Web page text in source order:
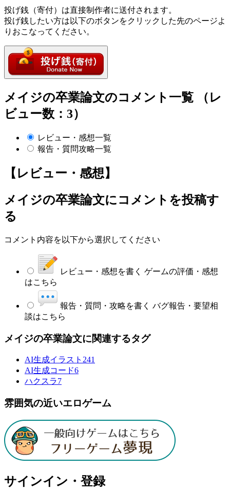
投げ銭（寄付）は直接制作者に送付されます。
投げ銭したい方は以下のボタンをクリックした先のページよ
りおこなってください。
メイジの卒業論文のコメント一覧 （レ
ビュー数：3）
レビュー・感想一覧
報告・質問攻略一覧
【レビュー・感想】
メイジの卒業論文にコメントを投稿す
る
コメント内容を以下から選択してください
レビュー・感想を書く ゲームの評価・感想
はこちら
報告・質問・攻略を書く バグ報告・要望相
談はこちら
メイジの卒業論文に関連するタグ
AI生成イラスト 241
AI生成コード6
ハクスラ7
雰囲気の近いエロゲーム
サインイン・登録